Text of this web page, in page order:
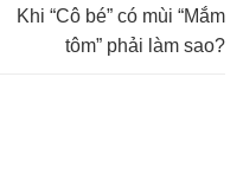
Khi “Cô bé” có mùi “Mắm
tôm” phải làm sao?